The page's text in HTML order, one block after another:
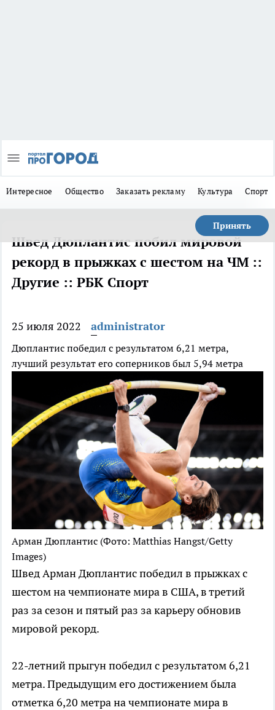
Интересное Общество Заказать рекламу Культура Спорт
Принять
Швед Дюплантис побил мировой
рекорд в прыжках с шестом на ЧМ ::
Другие :: РБК Спорт
25 июля 2022 administrator
Дюплантис победил с результатом 6,21 метра,
лучший результат его соперников был 5,94 метра
Арман Дюплантис (Фото: Matthias Hangst/Getty
Images)
Швед Арман Дюплантис победил в прыжках с
шестом на чемпионате мира в США, в третий
раз за сезон и пятый раз за карьеру обновив
мировой рекорд.
22-летний прыгун победил с результатом 6,21
метра. Предыдущим его достижением была
отметка 6,20 метра на чемпионате мира в